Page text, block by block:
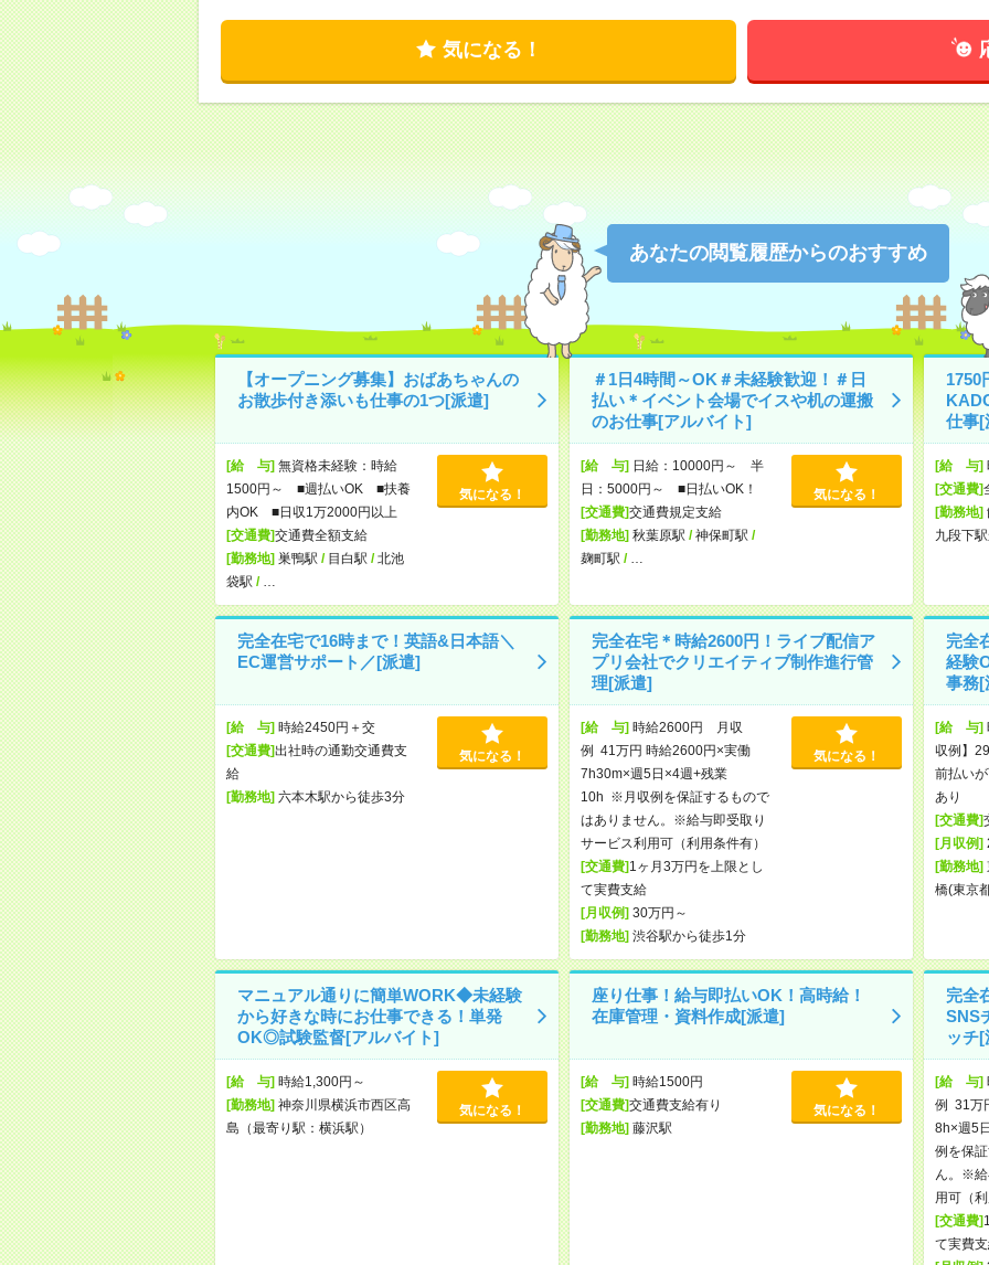
気になる！
あなたの閲覧履歴からのおすすめ
【オープニング募集】おばあちゃんの
お散歩付き添いも仕事の1つ[派遣]
[給 与]無資格未経験：時給
1500円～ ■週払いOK ■扶養
内OK ■日収1万2000円以上
[交通費]交通費全額支給
[勤務地]巣鴨駅 / 目白駅 /北池
袋駅 /
気になる！
＃1日4時間～OK＃未経験歓迎！＃日
払い＊イベント会場でイスや机の運搬
のお仕事[アルバイト]
[給 与]日給：10000円～ 半
日：5000円～ ■日払いOK！
[交通費]交通費規定支給
[勤務地]秋葉原駅 /神保町駅 /
麹町駅 /
気になる！
1750
仕事[
[給 与]
[交通費]
[勤務地]
九段下
完全在宅で16時まで！英語&日本語＼
EC運営サポート／[派遣]
[給 与]時給2450円＋交
[交通費]出社時の通勤交通費支
給
[勤務地]六本木駅から徒歩3分
気になる！
完全在宅＊時給2600円！ライブ配信ア
プリ会社でクリエイティブ制作進行管
理[派遣]
[給 与]時給2600円 月収
例 41万円 時給2600円×実働
7h30m×週5日×4週+残業
10h ※月収例を保証するもので
はありません。※給与即受取り
サービス利用可（利用条件有）
[交通費]1ヶ月3万円を上限とし
て実費支給
[月収例]30万円～
[勤務地]渋谷駅から徒歩1分
気になる！
完全
経験
事務[
[給 与]
収例】
前払い
あり
[交通費]
[月収例]
[勤務地]
橋(東京
マニュアル通りに簡単WORK◆未経験
から好きな時にお仕事できる！単発
OK◎試験監督[アルバイト]
[給 与]時給1,300円～
[勤務地]神奈川県横浜市西区高
島（最寄り駅：横浜駅）
気になる！
座り仕事！給与即払いOK！高時給！
在庫管理・資料作成[派遣]
[給 与]時給1500円
[交通費]交通費支給有り
[勤務地]藤沢駅
気になる！
完全
SNS
ッチ[
[給 与]
例 31万
8h×週5
例を保
ん。※給
用可（
[交通費]
て実費